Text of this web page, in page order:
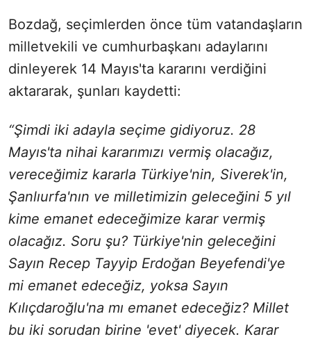
Bozdağ, seçimlerden önce tüm vatandaşların
milletvekili ve cumhurbaşkanı adaylarını
dinleyerek 14 Mayıs'ta kararını verdiğini
aktararak, şunları kaydetti:
“Şimdi iki adayla seçime gidiyoruz. 28
Mayıs'ta nihai kararımızı vermiş olacağız,
vereceğimiz kararla Türkiye'nin, Siverek'in,
Şanlıurfa'nın ve milletimizin geleceğini 5 yıl
kime emanet edeceğimize karar vermiş
olacağız. Soru şu? Türkiye'nin geleceğini
Sayın Recep Tayyip Erdoğan Beyefendi'ye
mi emanet edeceğiz, yoksa Sayın
Kılıçdaroğlu'na mı emanet edeceğiz? Millet
bu iki sorudan birine 'evet' diyecek. Karar